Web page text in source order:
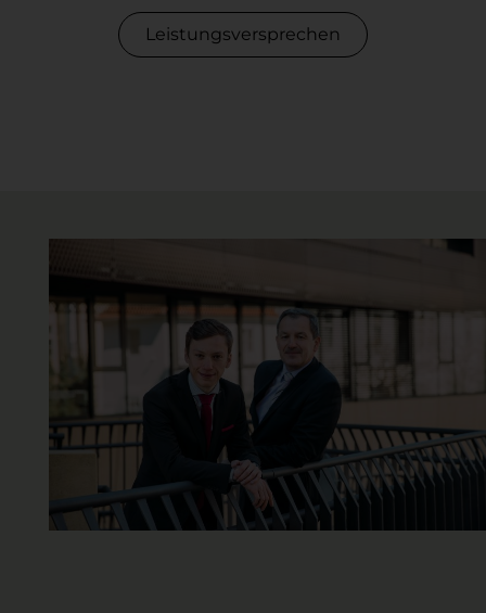
Leistungsversprechen